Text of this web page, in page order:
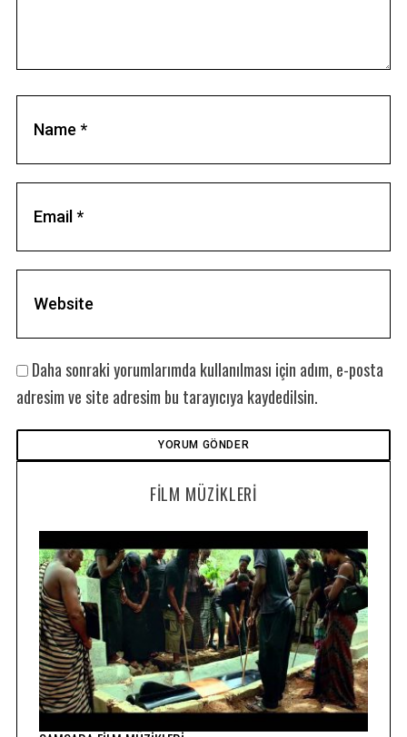
Daha sonraki yorumlarımda kullanılması için adım, e-posta
adresim ve site adresim bu tarayıcıya kaydedilsin.
FILM MÜZIKLERI